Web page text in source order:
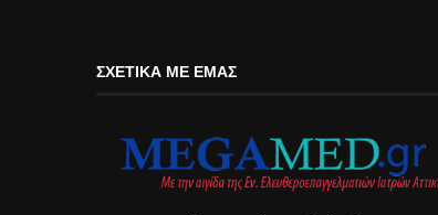
ΣΧΕΤΙΚΆ ΜΕ ΕΜΆΣ